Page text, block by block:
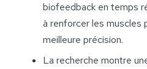
biofeedback en temps
à renforcer les muscles
meilleure précision.
La recherche montre